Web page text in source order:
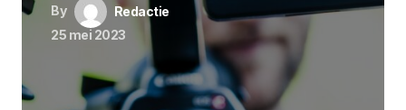
By
Redactie
25 mei 2023